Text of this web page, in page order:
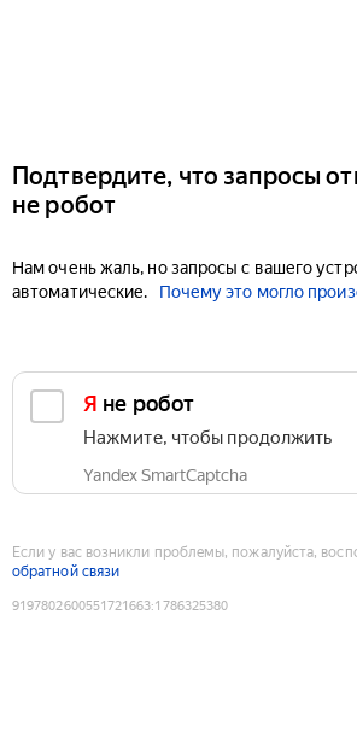
Подтвердите, что запросы
не робот
Нам очень жаль, но запросы с вашего
автоматические.
Почему это могло
Я не робот
Нажмите, чтобы продолжить
Yandex SmartCaptcha
Если у вас возникли проблемы, пожалуйста,
обратной связи
9197802600551721663:1786325380